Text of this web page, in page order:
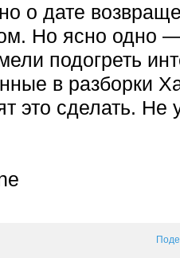
о дате
Но ясно одно
подогреть
в разборки
это сделать. Не